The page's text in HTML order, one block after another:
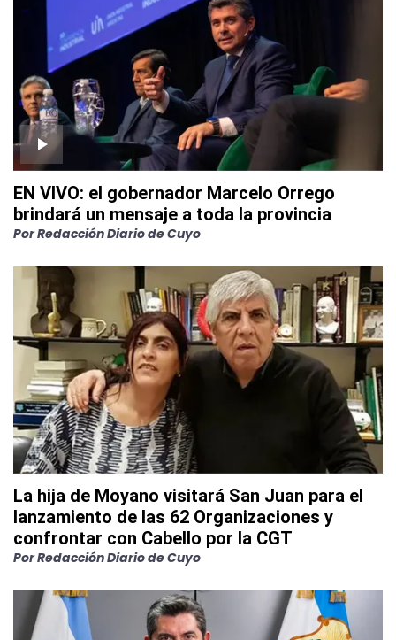
EN VIVO: el gobernador Marcelo Orrego
brindará un mensaje a toda la provincia
PorRedacción Diario de Cuyo
La hija de Moyano visitará San Juan para el
lanzamiento de las 62 Organizaciones y
confrontar con Cabello por la CGT
PorRedacción Diario de Cuyo